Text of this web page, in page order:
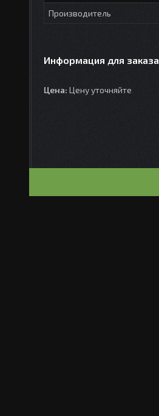
Производитель
Информация для заказа
Цена: Цену уточняйте